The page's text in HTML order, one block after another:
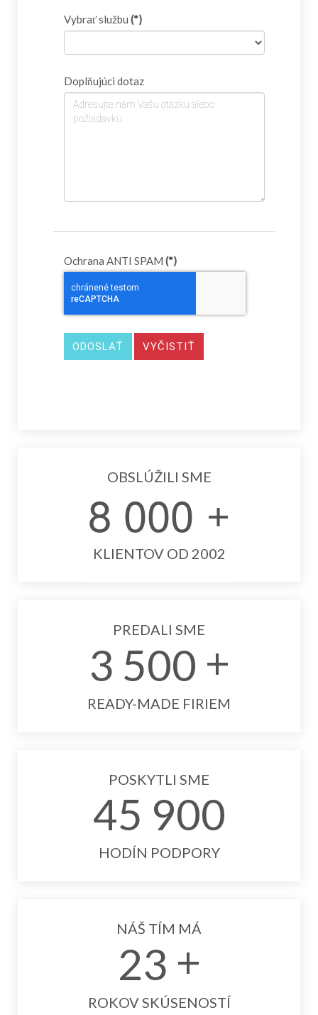
Vybrať službu (*)
Doplňujúci dotaz
Ochrana ANTI SPAM (*)
OBSLÚŽILI SME
8 000
KLIENTOV OD 2002
PREDALI SME
3 500
READY-MADE FIRIEM
POSKYTLI SME
45 900
HODÍN PODPORY
NÁŠ TÍM MÁ
23
ROKOV SKÚSENOSTÍ